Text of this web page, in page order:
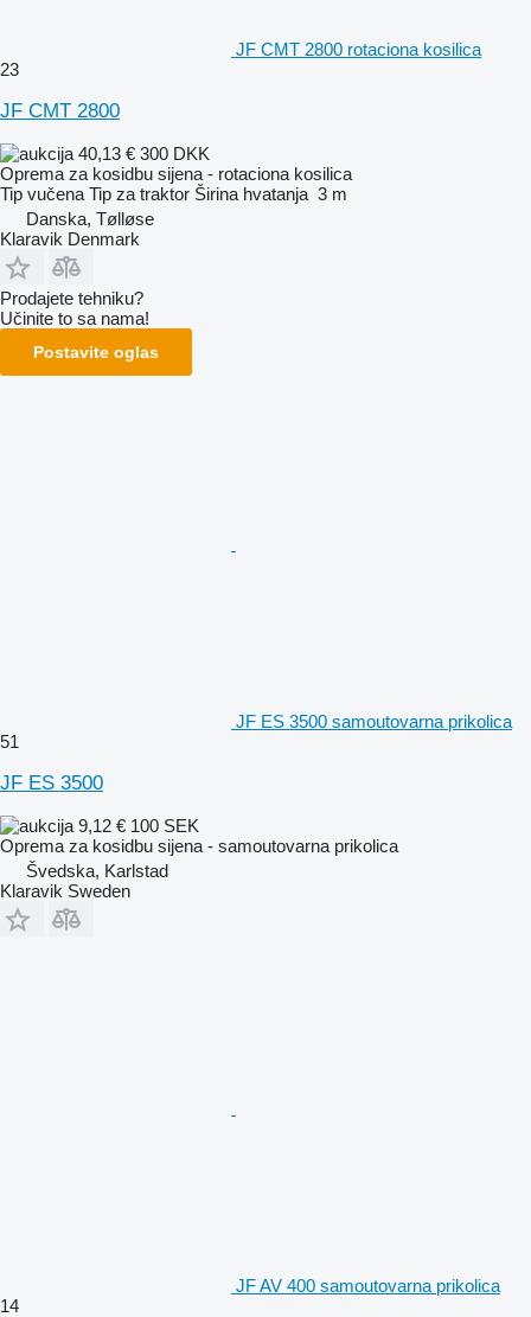
JF CMT 2800 rotaciona kosilica
23
JF CMT 2800
40,13 € 300 DKK
Oprema za kosidbu sijena - rotaciona kosilica
Tip vučena Tip za traktor Širina hvatanja 3 m
Danska, Tølløse
Klaravik Denmark
Prodajete tehniku?
Učinite to sa nama!
Postavite oglas
JF ES 3500 samoutovarna prikolica
51
JF ES 3500
9,12 € 100 SEK
Oprema za kosidbu sijena - samoutovarna prikolica
Švedska, Karlstad
Klaravik Sweden
JF AV 400 samoutovarna prikolica
14